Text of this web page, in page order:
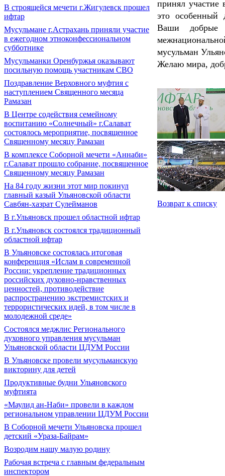
В строящейся мечети г.Жигулевск прошел
ифтар
Мусульмане г.Астрахань приняли участие
в ежегодном этноконфессиональном
субботнике
Мусульманки Оренбуржья оказывают
посильную помощь участникам СВО
Поздравление Верховного муфтия с
наступлением Священного месяца
Рамазан
В Центре содействия семейному
воспитанию «Солнечный» г.Салават
состоялось мероприятие, посвященное
Священному месяцу Рамазан
В комплексе Соборной мечети «Аннаби»
г.Салават прошло собрание, посвященное
Священному месяцу Рамазан
На 84 году жизни этот мир покинул
главный казый Ульяновской области
Савбян-хазрат Сулейманов
В г.Ульяновск прошел областной ифтар
В г.Ульяновск состоялся традиционный
областной ифтар
В Ульяновске состоялась итоговая
конференция «Ислам в современной
России: укрепление традиционных
российских духовно-нравственных
ценностей, противодействие
распространению экстремистских и
террористических идей, в том числе в
молодежной среде»
Состоялся меджлис Регионального
духовного управления мусульман
Ульяновской области ЦДУМ России
В Ульяновске провели мусульманскую
викторину для детей
Продуктивные будни Ульяновского
муфтията
«Маулид ан-Наби» провели в каждом
региональном управлении ЦДУМ России
В Соборной мечети Ульяновска прошел
детский «Ураза-Байрам»
Возродим нашу малую родину
Рабочая встреча с главным федеральным
инспектором
принял участие
это особенный
Ваши добрые
мусульман
Желаю мира,
Возврат к списку